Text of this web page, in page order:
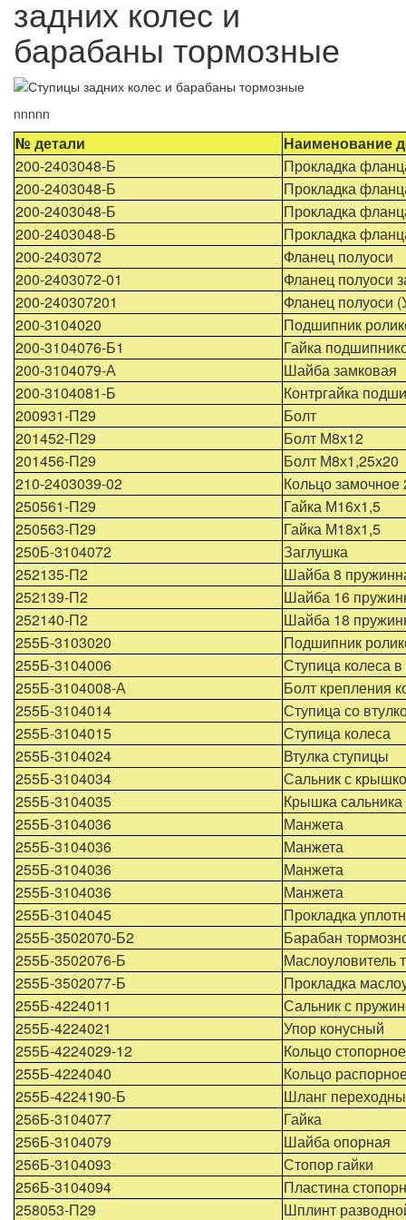
задних колес и
барабаны тормозные
nnnnn
№ детали
Наименование
200-2403048-Б
Прокладка
200-2403048-Б
Прокладка
200-2403048-Б
Прокладка
200-2403048-Б
Прокладка
200-2403072
Фланец полуоси
200-2403072-01
Фланец полуоси
200-240307201
Фланец полуоси
200-3104020
Подшипник
200-3104076-Б1
Гайка
200-3104079-А
Шайба замковая
200-3104081-Б
Контргайка
200931-П29
Болт
201452-П29
Болт М8х12
201456-П29
Болт М8х1,25х20
210-2403039-02
Кольцо замочное
250561-П29
Гайка М16х1,5
250563-П29
Гайка М18х1,5
250Б-3104072
Заглушка
252135-П2
Шайба 8
252139-П2
Шайба 16
252140-П2
Шайба 18
255Б-3103020
Подшипник
255Б-3104006
Ступица колеса
255Б-3104008-А
Болт крепления
255Б-3104014
Ступица со
255Б-3104015
Ступица колеса
255Б-3104024
Втулка ступицы
255Б-3104034
Сальник с
255Б-3104035
Крышка сальника
255Б-3104036
Манжета
255Б-3104036
Манжета
255Б-3104036
Манжета
255Б-3104036
Манжета
255Б-3104045
Прокладка
255Б-3502070-Б2
Барабан
255Б-3502076-Б
Маслоуловитель
255Б-3502077-Б
Прокладка
255Б-4224011
Сальник с
255Б-4224021
Упор конусный
255Б-4224029-12
Кольцо стопорное
255Б-4224040
Кольцо
255Б-4224190-Б
Шланг
256Б-3104077
Гайка
256Б-3104079
Шайба опорная
256Б-3104093
Стопор гайки
256Б-3104094
Пластина
258053-П29
Шплинт